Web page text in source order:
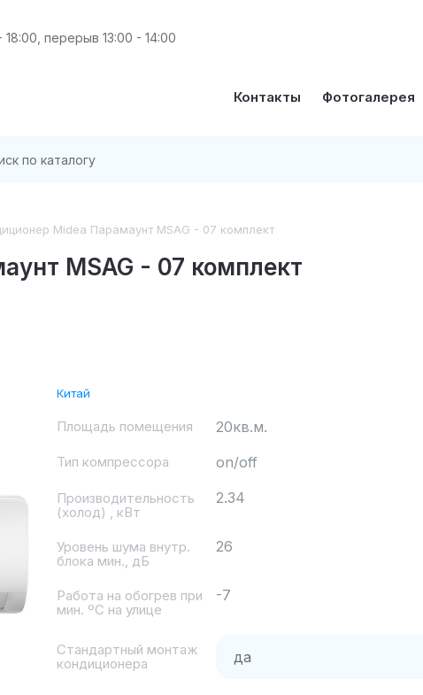
перерыв 13:00 - 14:00
Контакты Фотогалерея
Midea Парамаунт MSAG - 07 комплект
MSAG - 07 комплект
Китай
Площадь помещения 20кв.м.
Тип компрессора on/off
Производительность
(холод) , кВт
2.34
Уровень шума внутр.
блока мин., дБ
26
Работа на обогрев при
мин. ºC на улице
-7
Стандартный монтаж
кондиционера